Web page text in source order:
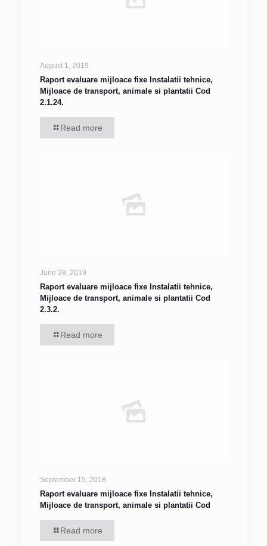
August 1, 2019
Raport evaluare mijloace fixe Instalatii tehnice,
Mijloace de transport, animale si plantatii Cod
2.1.24.
Read more
June 28, 2019
Raport evaluare mijloace fixe Instalatii tehnice,
Mijloace de transport, animale si plantatii Cod
2.3.2.
Read more
September 15, 2018
Raport evaluare mijloace fixe Instalatii tehnice,
Mijloace de transport, animale si plantatii Cod
Read more